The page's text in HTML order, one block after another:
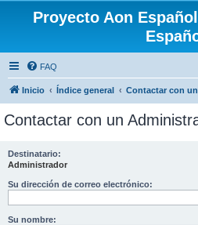
Proyecto Aon
FAQ
Inicio Índice general Contactar con
Contactar con un
Destinatario:
Administrador
Su dirección de correo electrónico:
Su nombre: